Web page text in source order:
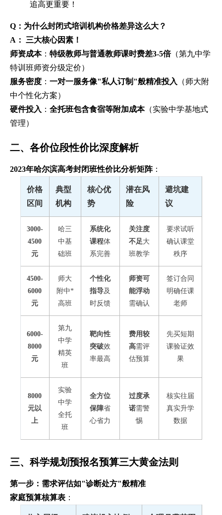
追高更重要！
Q：为什么封闭式培训机构价格差异这么大？
A：
三大核心因素！
师资成本： 特级教师与普通教师课时费差3-5倍（第九中学
特训班师资分级定价）
服务密度 ： 一对一服务像"私人订制"般精准投入
（师大附
中个性化方案）
硬件投入 ： 全托班包含食宿等附加成本（实验中学基地式
管理）
二、各价位段性价比深度解析
2023年哈尔滨高考封闭班性价比分析矩阵：
价格
区间
典型
机构
核心优
势
潜在风
险
避坑建
议
3000-
4500
元
哈三
中基
础班
系统化
课程体
系完善
关注度
不足大
班教学
要求试听
确认课堂
秩序
4500-
6000
元
师大
附中*
高班
个性化
指导及
时反馈
师资可
能浮动
需确认
签订合同
明确任课
老师
6000-
8000
元
第九
中学
精英
班
靶向性
突破效
率最高
费用较
高需评
估预算
先买短期
课验证效
果
8000
元以
上
实验
中学
全托
班
全方位
保障省
心省力
过度承
诺需警
惕
核实往届
真实升学
数据
三、科学规划预报名预算三大黄金法则
第一步：需求评估如"诊断处方"般精准
家庭预算核算表 ：